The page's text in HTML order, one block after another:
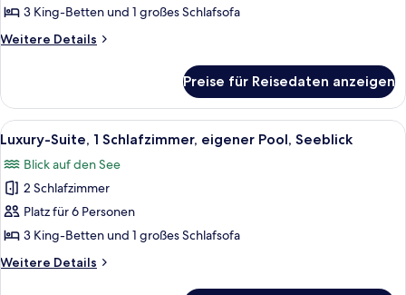
1
Schlafzimmer,
Whirlpool,
anzeigen
3 King-Betten und 1 großes Schlafsofa
Weitere Details
Weitere
Suite,
Schlafzimmer,
Whirlpool,
Seeblick
Preise für Reisedaten anzeigen
Alle
Fotos
für
Luxury-
Suite,
1
Schlafzimmer,
eigener
Ein moderner Poolbereich mit Blick
21
Luxury-Suite, 1 Schlafzimmer, eigener Pool, Seeblick
Blick auf den See
2 Schlafzimmer
Platz für 6 Personen
3 King-Betten und 1 großes Schlafsofa
Weitere Details
Weitere